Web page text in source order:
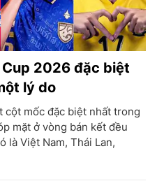
Cup 2026 đặc biệt
lý do
cột mốc đặc biệt nhất trong
mặt ở vòng bán kết đều
là Việt Nam, Thái Lan,